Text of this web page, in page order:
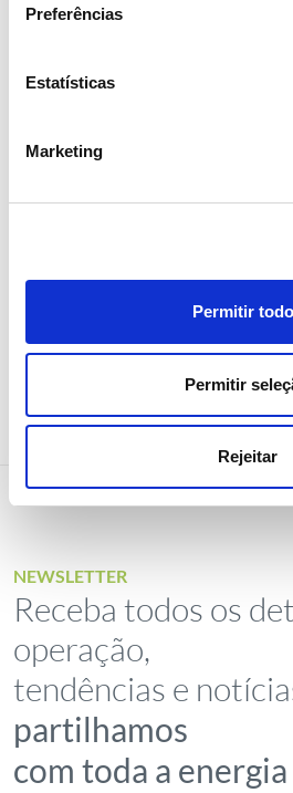
Preferências
Estatísticas
Marketing
Permitir
Permitir
Rejeitar
Consumo de energia
NEWSLETTER
Receba todos os
operação,
tendências e
partilhamos
com toda a energia